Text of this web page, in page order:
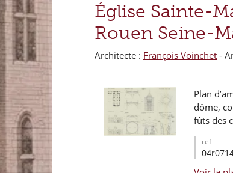
Église Sainte-
Rouen Seine-
Architecte : François Voinchet -
Plan
dôme,
fûts des
ref